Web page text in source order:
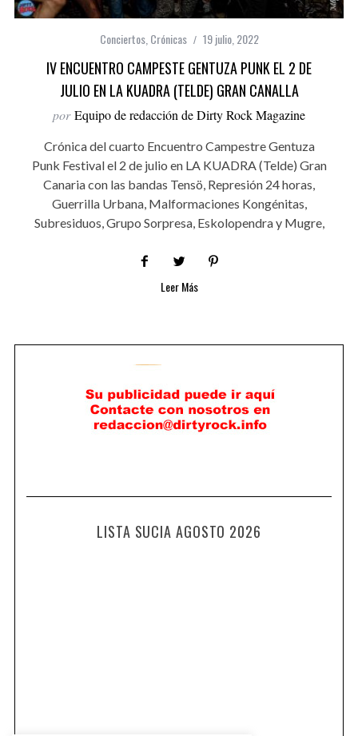
Conciertos, Crónicas 19 julio, 2022
IV ENCUENTRO CAMPESTE GENTUZA PUNK EL 2 DE
JULIO EN LA KUADRA (TELDE) GRAN CANALLA
por Equipo de redacción de Dirty Rock Magazine
Crónica del cuarto Encuentro Campestre Gentuza
Punk Festival el 2 de julio en LA KUADRA (Telde) Gran
Canaria con las bandas Tensö, Represión 24 horas,
Guerrilla Urbana, Malformaciones Kongénitas,
Subresiduos, Grupo Sorpresa, Eskolopendra y Mugre,
Leer Más
LISTA SUCIA AGOSTO 2026